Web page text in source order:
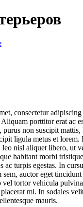
consectetur
Aliquam porttitor erat ac
purus non suscipit
ligula metus et lorem.
leo nisl aliquet libero, ut
habitant morbi
ac turpis egestas. In
sem, auctor eget
vel tortor vehicula
mi. In sodales
mauris.